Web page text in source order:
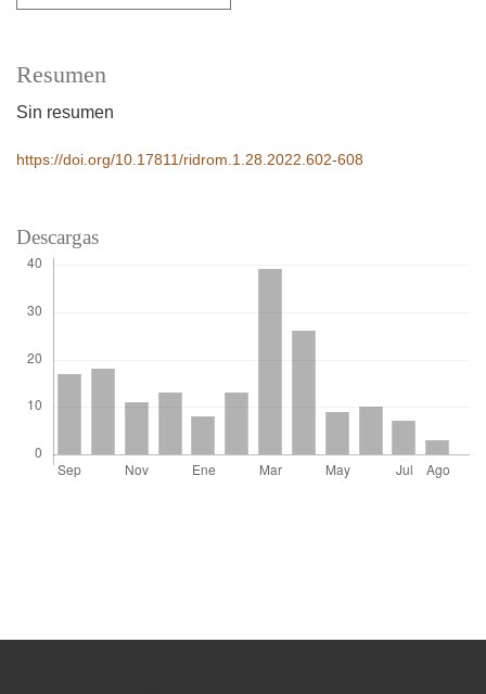
Resumen
Sin resumen
https://doi.org/10.17811/ridrom.1.28.2022.602-608
Descargas